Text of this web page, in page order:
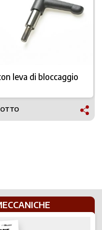
leva di bloccaggio